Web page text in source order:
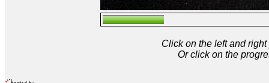
Click on the left and
Or click on the